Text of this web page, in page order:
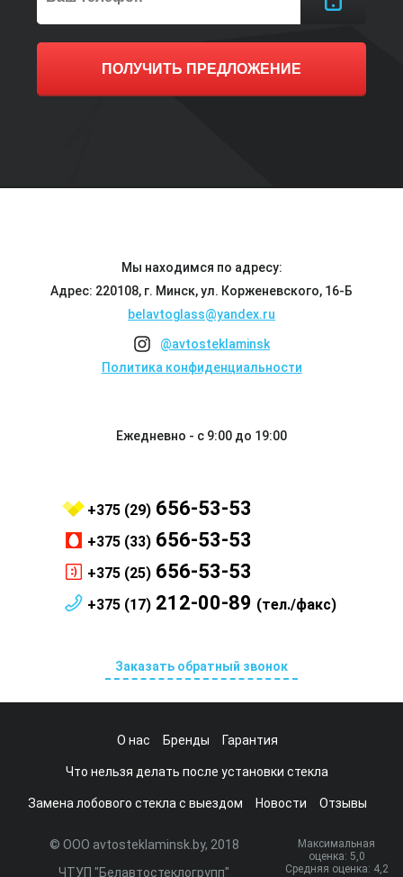
ПОЛУЧИТЬ ПРЕДЛОЖЕНИЕ
Мы находимся по адресу:
Адрес: 220108, г. Минск, ул. Корженевского, 16-Б
belavtoglass@yandex.ru
@avtosteklaminsk
Политика конфиденциальности
Ежедневно - с 9:00 до 19:00
+375 (29) 656-53-53
+375 (33) 656-53-53
+375 (25) 656-53-53
+375 (17) 212-00-89 (тел./факс)
Заказать обратный звонок
О нас Бренды Гарантия
Что нельзя делать после установки стекла
Замена лобового стекла с выездом Новости Отзывы
© ООО avtosteklaminsk.by, 2018
ЧТУП "Белавтостеклогрупп"
Максимальная
оценка: 5,0
Средняя оценка: 4,2